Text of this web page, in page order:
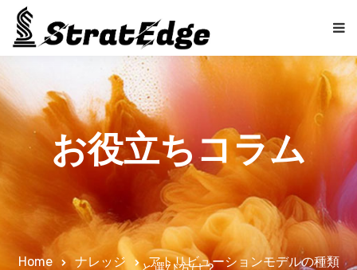
お役立ちコラム
Home ナレッジ アトリビューションモデルの種類